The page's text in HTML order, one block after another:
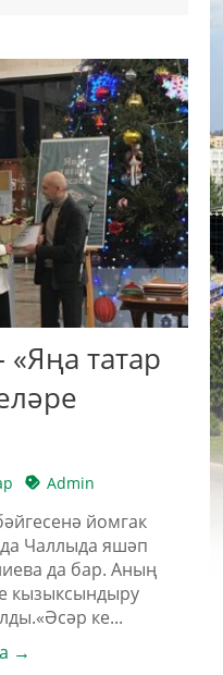
татар
Admin
йомгак
Чаллыда яшәп
да бар. Аның
кызыксындыру
ке...
→